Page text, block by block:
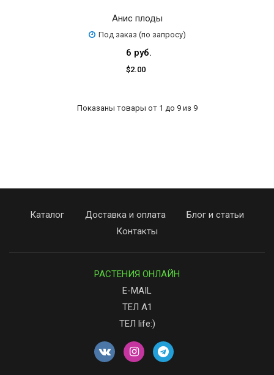
Анис плоды
Под заказ (по запросу)
6 руб.
$2.00
Показаны товары от 1 до 9 из 9
Каталог Доставка и оплата
Блог и статьи
Контакты
РАСТЕНИЯ ОНЛАЙН
E-MAIL
ТЕЛ А1
ТЕЛ life:)